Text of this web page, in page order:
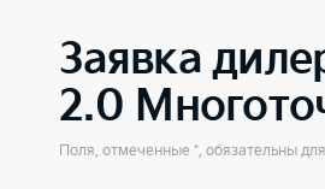
Заявка
2.0
Поля, отмеченные *, обязательны